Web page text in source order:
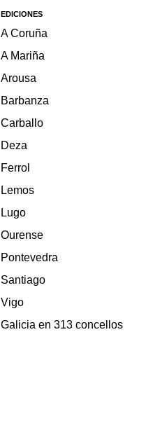
EDICIONES
A Coruña
A Mariña
Arousa
Barbanza
Carballo
Deza
Ferrol
Lemos
Lugo
Ourense
Pontevedra
Santiago
Vigo
Galicia en 313 concellos